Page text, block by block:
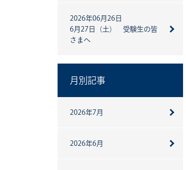
2026年06月26日
6月27日（土） 受験生の皆
さまへ
月別記事
2026年7月
2026年6月